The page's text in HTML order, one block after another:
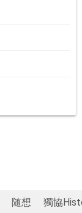
随想 獨協